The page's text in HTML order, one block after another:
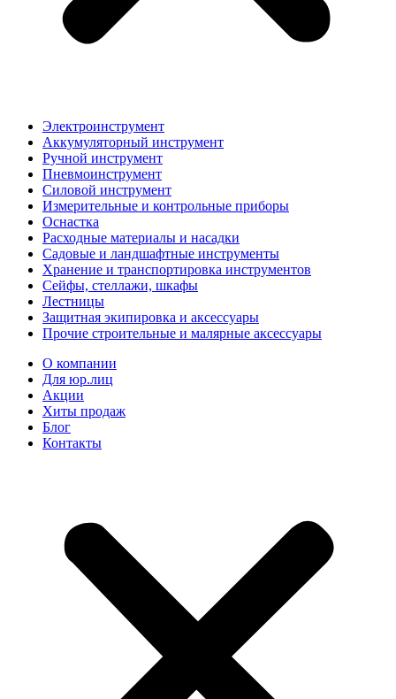
Электроинструмент
Аккумуляторный инструмент
Ручной инструмент
Пневмоинструмент
Силовой инструмент
Измерительные и контрольные приборы
Оснастка
Расходные материалы и насадки
Садовые и ландшафтные инструменты
Хранение и транспортировка инструментов
Сейфы, стеллажи, шкафы
Лестницы
Защитная экипировка и аксессуары
Прочие строительные и малярные аксессуары
О компании
Для юр.лиц
Акции
Хиты продаж
Блог
Контакты